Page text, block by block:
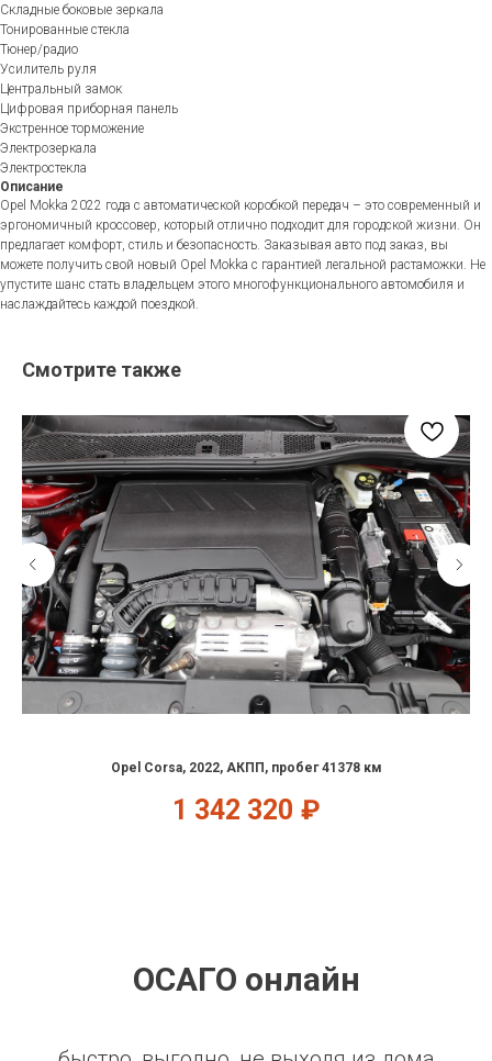
Складные боковые зеркала
Тонированные стекла
Тюнер/радио
Усилитель руля
Центральный замок
Цифровая приборная панель
Экстренное торможение
Электрозеркала
Электростекла
Описание
Opel Mokka 2022 года с автоматической коробкой передач – это современный и
эргономичный кроссовер, который отлично подходит для городской жизни. Он
предлагает комфорт, стиль и безопасность. Заказывая авто под заказ, вы
можете получить свой новый Opel Mokka с гарантией легальной растаможки. Не
упустите шанс стать владельцем этого многофункционального автомобиля и
наслаждайтесь каждой поездкой.
Смотрите также
Opel Corsa, 2022, АКПП, пробег 41378 км
1 342 320 ₽
ОСАГО онлайн